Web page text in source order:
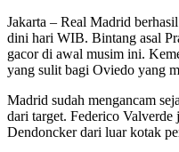
Jakarta – Real Madrid
dini hari WIB. Bintang asal
gacor di awal musim ini.
yang sulit bagi Oviedo yang
Madrid sudah mengancam
dari target. Federico
Dendoncker dari luar kotak